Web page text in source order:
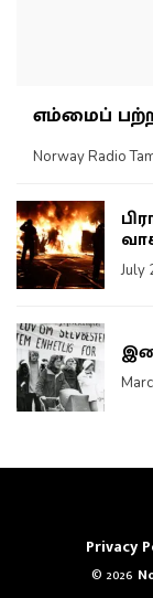
எம்மைப்
Norway Radio
July
Privacy
© 2026